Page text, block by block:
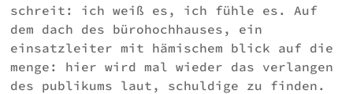
schreit: ich weiß es, ich fühle es. Auf
dem dach des bürohochhauses, ein
einsatzleiter mit hämischem blick auf die
menge: hier wird mal wieder das verlangen
des publikums laut, schuldige zu finden.